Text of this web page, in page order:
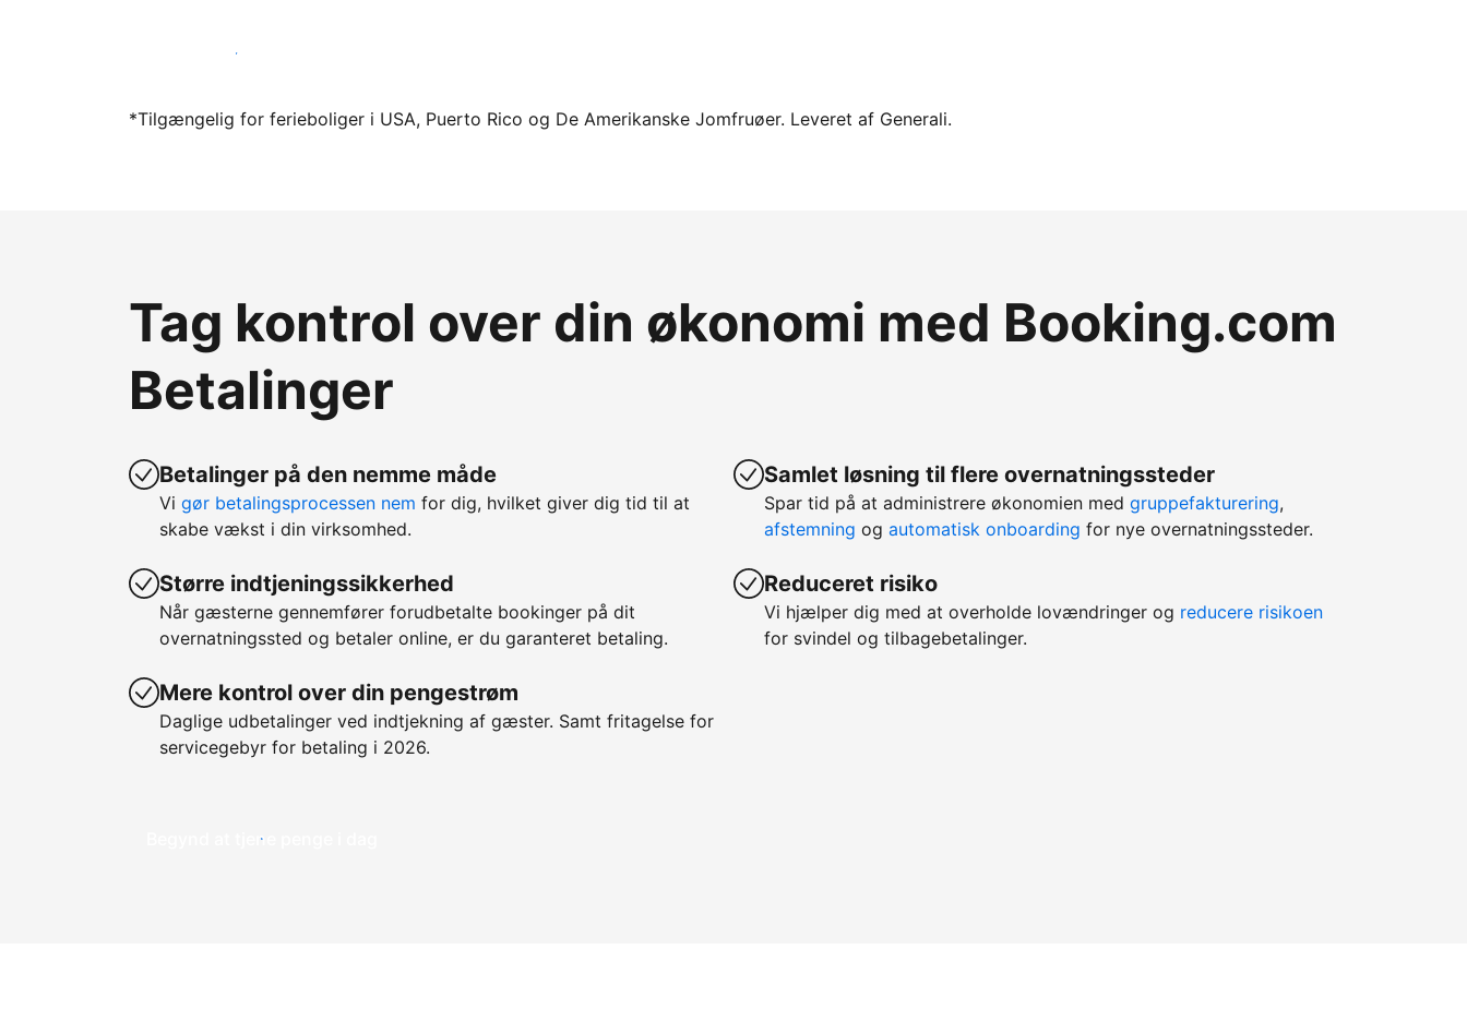
Bliv vært hos os i dag
*Tilgængelig for ferieboliger i USA, Puerto Rico og De Amerikanske Jomfruøer. Leveret af Generali.
Tag kontrol over din økonomi med Booking.com
Betalinger
Betalinger på den nemme måde
Vi gør betalingsprocessen nem for dig, hvilket giver dig tid til at
skabe vækst i din virksomhed.
Større indtjeningssikkerhed
Når gæsterne gennemfører forudbetalte bookinger på dit
overnatningssted og betaler online, er du garanteret betaling.
Mere kontrol over din pengestrøm
Daglige udbetalinger ved indtjekning af gæster. Samt fritagelse for
servicegebyr for betaling i 2026.
Samlet løsning til flere overnatningssteder
Spar tid på at administrere økonomien med gruppefakturering,
afstemning og automatisk onboarding for nye overnatningssteder.
Reduceret risiko
Vi hjælper dig med at overholde lovændringer og reducere risikoen
for svindel og tilbagebetalinger.
Begynd at tjene penge i dag